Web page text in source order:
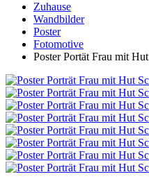
Zuhause
Wandbilder
Poster
Fotomotive
Poster Portät Frau mit Hut